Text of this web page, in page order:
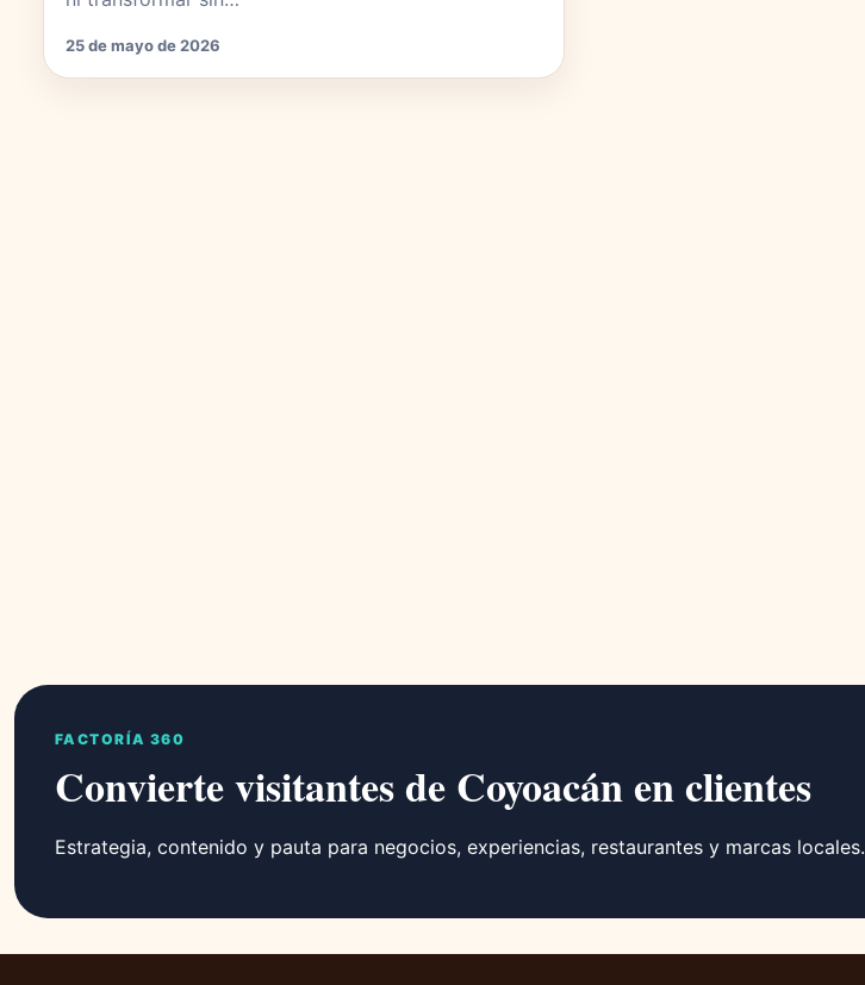
25 de mayo de 2026
FACTORÍA 360
Convierte visitantes de Coyoacán en clientes
Estrategia, contenido y pauta para negocios, experiencias, restaurantes y marcas locales.